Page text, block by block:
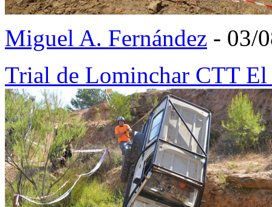
Miguel A. Fernández - 03/
Trial de Lominchar CTT